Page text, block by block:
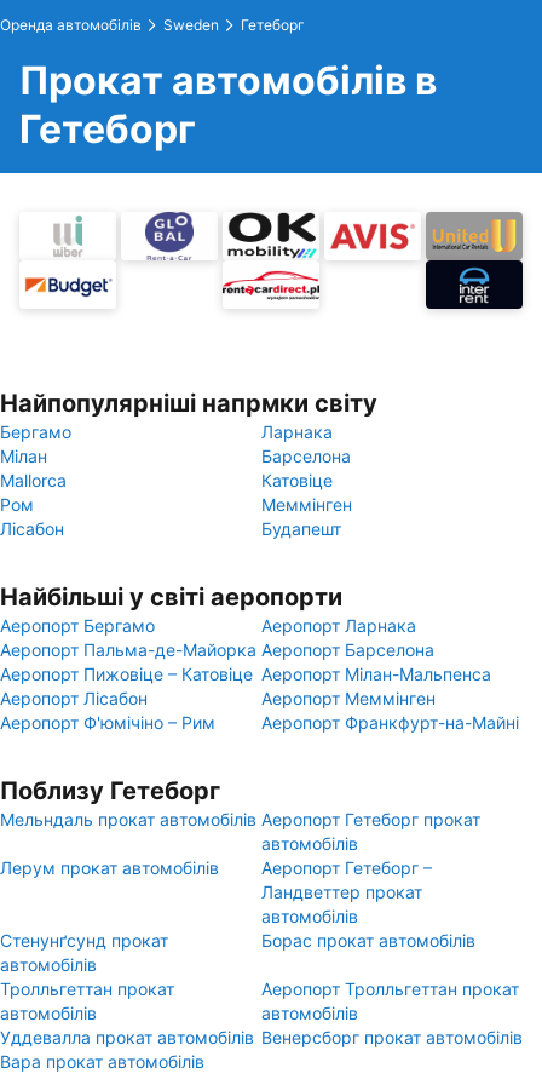
Оренда автомобілів Sweden Гетеборг
Прокат автомобілів в
Гетеборг
Найпопулярніші напрмки світу
Бергамо
Ларнака
Мілан
Барселона
Mallorca
Катовіце
Ром
Меммінген
Лісабон
Будапешт
Найбільші у світі аеропорти
Аеропорт Бергамо
Аеропорт Ларнака
Аеропорт Пальма-де-Майорка Аеропорт Барселона
Аеропорт Пижовіце – Катовіце Аеропорт Мілан-Мальпенса
Аеропорт Лісабон
Аеропорт Меммінген
Аеропорт Ф'юмічіно – Рим
Аеропорт Франкфурт-на-Майні
Поблизу Гетеборг
Мельндаль прокат автомобілів Аеропорт Гетеборг прокат
автомобілів
Лерум прокат автомобілів
Аеропорт Гетеборг –
Ландветтер прокат
автомобілів
Стенунґсунд прокат
автомобілів
Борас прокат автомобілів
Тролльгеттан прокат
автомобілів
Аеропорт Тролльгеттан прокат
автомобілів
Уддевалла прокат автомобілів Венерсборг прокат автомобілів
Вара прокат автомобілів